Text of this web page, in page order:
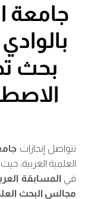
جامعة
بحث
تتواصل إنجازات
العلمية العربية، حيث
في المسابقة
مجالس البحث